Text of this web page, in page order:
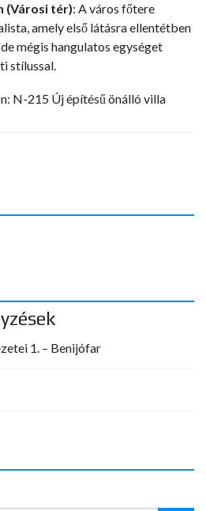
(Városi tér): A város főtere
amely első látásra ellentétben
mégis hangulatos egységet
stílussal.
N-215 Új építésű önálló villa
1. – Benijófar